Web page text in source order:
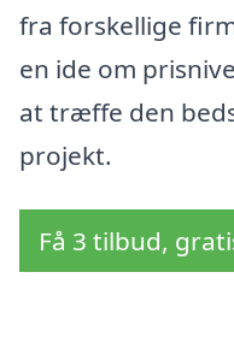
fra forskellige
en ide om
at træffe den
projekt.
Få 3 tilbud,